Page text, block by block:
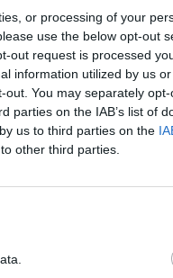
or processing of your
use the below opt-out
out request is processed
information utilized by us
You may separately
parties on the IAB’s list of
us to third parties on the
other third parties.
de compra.
Alejandro
empresa anterior
, cofundador
y
la barrera
con orgullo
en más de